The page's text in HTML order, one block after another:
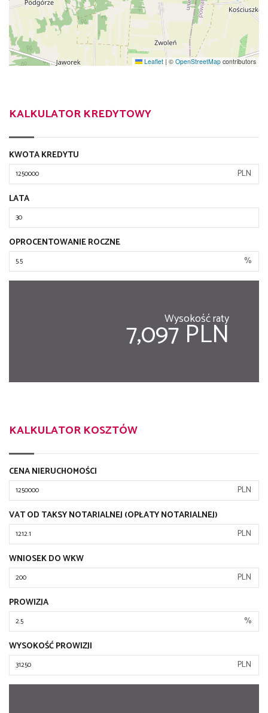
Leaflet | © OpenStreetMap contributors
KALKULATOR KREDYTOWY
KWOTA KREDYTU
PLN
LATA
OPROCENTOWANIE ROCZNE
%
Wysokość raty
7,097 PLN
KALKULATOR KOSZTÓW
CENA NIERUCHOMOŚCI
PLN
VAT OD TAKSY NOTARIALNEJ (OPŁATY NOTARIALNEJ)
PLN
WNIOSEK DO WKW
PLN
PROWIZJA
%
WYSOKOŚĆ PROWIZJI
PLN